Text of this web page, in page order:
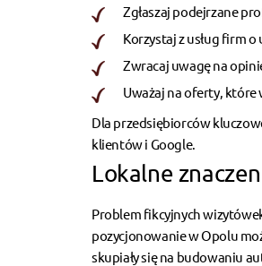
Zgłaszaj podejrzane
Korzystaj z usług firm
Zwracaj uwagę na
Uważaj na oferty, które
Dla przedsiębiorców
klientów i Google.
Lokalne
Problem fikcyjnych
pozycjonowanie w Opolu
skupiały się na budowaniu